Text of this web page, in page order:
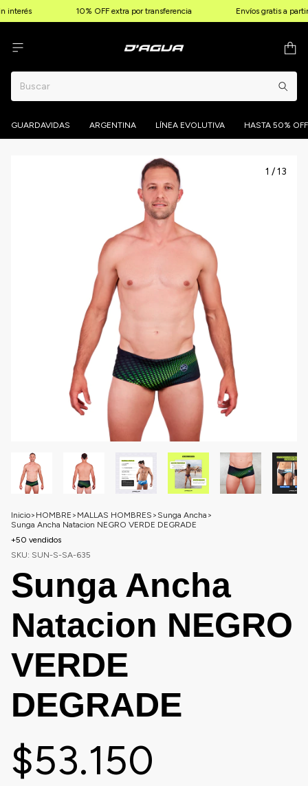
interés 10% OFF extra por transferencia Envíos gratis a
GUARDAVIDAS ARGENTINA LÍNEA EVOLUTIVA HASTA 50% OFF
1 /13
Inicio> HOMBRE > MALLAS HOMBRES > Sunga Ancha >
Sunga Ancha Natacion NEGRO VERDE DEGRADE
+50 vendidos
SKU: SUN-S-SA-635
Sunga Ancha
Natacion NEGRO
VERDE
DEGRADE
$53.150